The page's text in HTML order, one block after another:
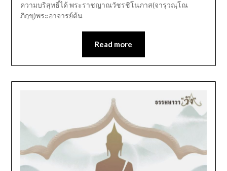
ความบริสุทธิ์ได้ พระราชญาณวัชรชิโนภาส(จารุวณฺโณ
ภิกฺขุ)พระอาจารย์ต้น
Read more